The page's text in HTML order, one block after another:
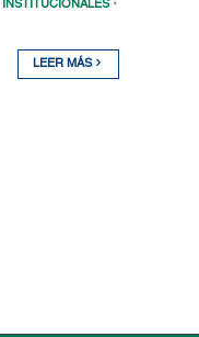
INSTITUCIONALES •
LEER MÁS